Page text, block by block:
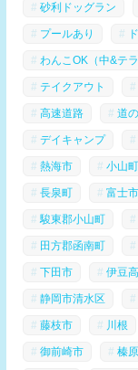
砂利ドッグラン
プールあり
わんこOK（中&テラ
テイクアウト
高速道路 道
デイキャンプ
熱海市 小山町
長泉町 富士市
駿東郡小山町
田方郡函南町
下田市 伊豆
静岡市清水区
藤枝市 川根
御前崎市 榛